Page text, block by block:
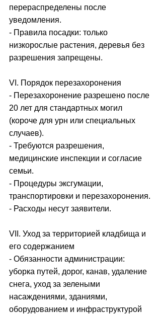
перераспределены после
уведомления.
- Правила посадки: только
низкорослые растения, деревья без
разрешения запрещены.
VI. Порядок перезахоронения
- Перезахоронение разрешено после
20 лет для стандартных могил
(короче для урн или специальных
случаев).
- Требуются разрешения,
медицинские инспекции и согласие
семьи.
- Процедуры эксгумации,
транспортировки и перезахоронения.
- Расходы несут заявители.
VII. Уход за территорией кладбища и
его содержанием
- Обязанности администрации:
уборка путей, дорог, канав, удаление
снега, уход за зелеными
насаждениями, зданиями,
оборудованием и инфраструктурой